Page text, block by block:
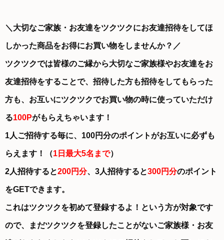
＼大切なご家族・お友達をツクツクにお友達招待をしてほ
しかった商品をお得にお買い物をしませんか？／
ツクツクでは皆様のご縁から大切なご家族様やお友達をお
友達招待をすることで、招待した方も招待をしてもらった
方も、お互いにツクツクでお買い物の時に使っていただけ
る100Pがもらえちゃいます！
1人ご招待する毎に、100円分のポイントがお互いに必ずも
らえます！（1日最大5名まで）
2人招待すると200円分、3人招待すると300円分のポイント
をGETできます。
これはツクツクを初めて登録するよ！という方が対象です
ので、まだツクツクを登録したことがないご家族様・お友